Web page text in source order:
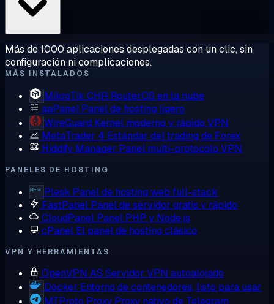
Más de 1000 aplicaciones desplegadas con un clic, sin
configuración ni complicaciones.
MÁS INSTALADOS
MikroTik CHR RouterOS en la nube
aaPanel Panel de hosting ligero
WireGuard Kernel moderno y rápido VPN
MetaTrader 4 Estándar del trading de Forex
Hiddify Manager Panel multi-protocolo VPN
PANELES DE HOSTING
Plesk Panel de hosting web full-stack
FastPanel Panel de servidor gratis y rápido
CloudPanel Panel PHP y Node.js
cPanel El panel de hosting clásico
VPN Y HERRAMIENTAS
OpenVPN AS Servidor VPN autoalojado
Docker Entorno de contenedores, listo para usar
MTProto Proxy Proxy nativo de Telegram